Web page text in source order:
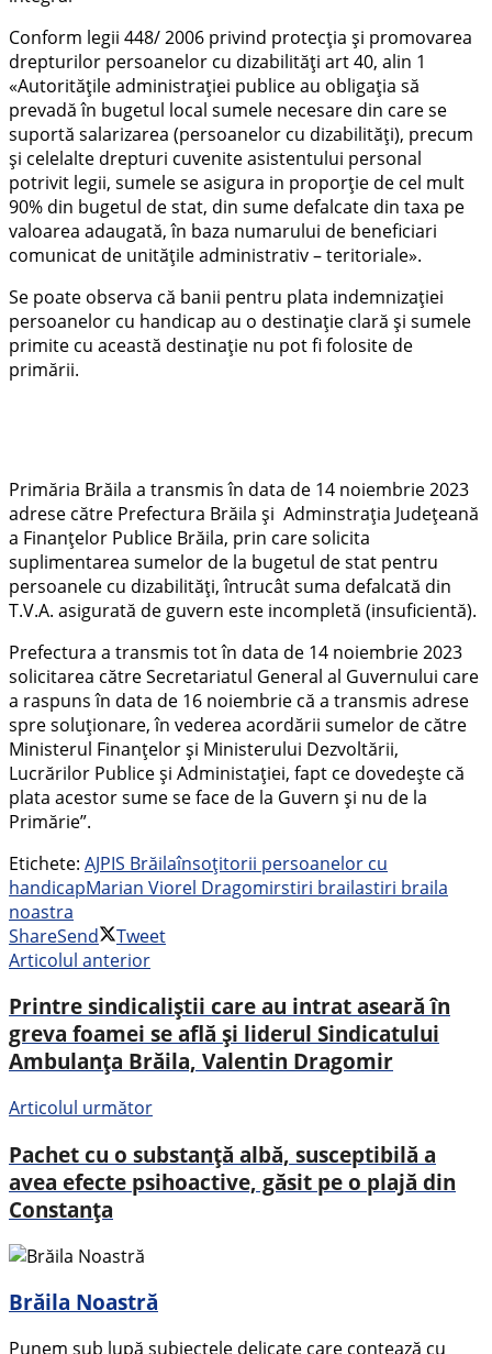
Conform legii 448/ 2006 privind protecția și promovarea
drepturilor persoanelor cu dizabilități art 40, alin 1
«Autoritățile administrației publice au obligația să
prevadă în bugetul local sumele necesare din care se
suportă salarizarea (persoanelor cu dizabilități), precum
și celelalte drepturi cuvenite asistentului personal
potrivit legii, sumele se asigura in proporție de cel mult
90% din bugetul de stat, din sume defalcate din taxa pe
valoarea adaugată, în baza numarului de beneficiari
comunicat de unitățile administrativ – teritoriale».
Se poate observa că banii pentru plata indemnizației
persoanelor cu handicap au o destinație clară și sumele
primite cu această destinație nu pot fi folosite de
primării.
Primăria Brăila a transmis în data de 14 noiembrie 2023
adrese către Prefectura Brăila și Adminstrația Județeană
a Finanțelor Publice Brăila, prin care solicita
suplimentarea sumelor de la bugetul de stat pentru
persoanele cu dizabilități, întrucât suma defalcată din
T.V.A. asigurată de guvern este incompletă (insuficientă).
Prefectura a transmis tot în data de 14 noiembrie 2023
solicitarea către Secretariatul General al Guvernului care
a raspuns în data de 16 noiembrie că a transmis adrese
spre soluționare, în vederea acordării sumelor de către
Ministerul Finanțelor și Ministerului Dezvoltării,
Lucrărilor Publice și Administației, fapt ce dovedește că
plata acestor sume se face de la Guvern și nu de la
Primărie”.
Etichete: AJPIS Brăilaînsoțitorii persoanelor cu
handicapMarian Viorel Dragomirstiri brailastiri braila
noastra
ShareSend
Tweet
Articolul anterior
Printre sindicaliștii care au intrat aseară în
greva foamei se află și liderul Sindicatului
Ambulanța Brăila, Valentin Dragomir
Articolul următor
Pachet cu o substanță albă, susceptibilă a
avea efecte psihoactive, găsit pe o plajă din
Constanța
Brăila Noastră
Punem sub lupă subiectele delicate care contează cu